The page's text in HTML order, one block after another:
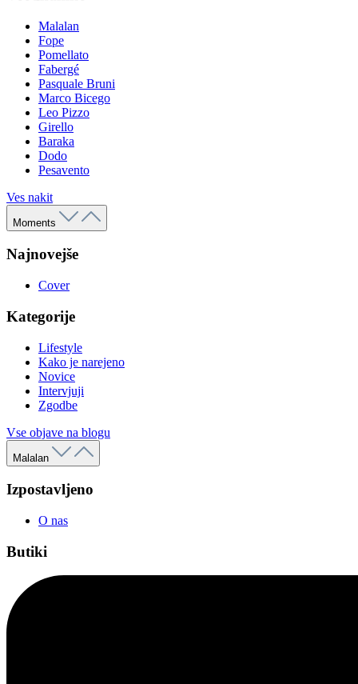
Malalan
Fope
Pomellato
Fabergé
Pasquale Bruni
Marco Bicego
Leo Pizzo
Girello
Baraka
Dodo
Pesavento
Ves nakit
Moments
Najnovejše
Cover
Kategorije
Lifestyle
Kako je narejeno
Novice
Intervjuji
Zgodbe
Vse objave na blogu
Malalan
Izpostavljeno
O nas
Butiki